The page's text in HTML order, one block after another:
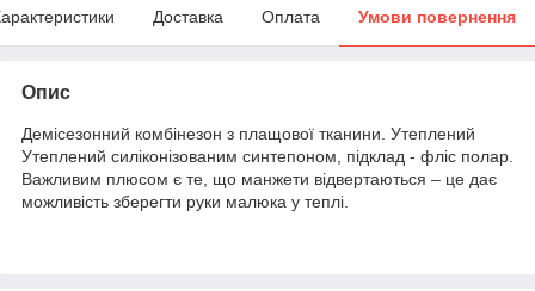
Доставка Оплата Умови повернення
Опис
Демісезонний комбінезон з плащової тканини. Утеплений
Утеплений силіконізованим синтепоном, підклад - фліс полар.
Важливим плюсом є те, що манжети відвертаються – це дає
можливість зберегти руки малюка у теплі.